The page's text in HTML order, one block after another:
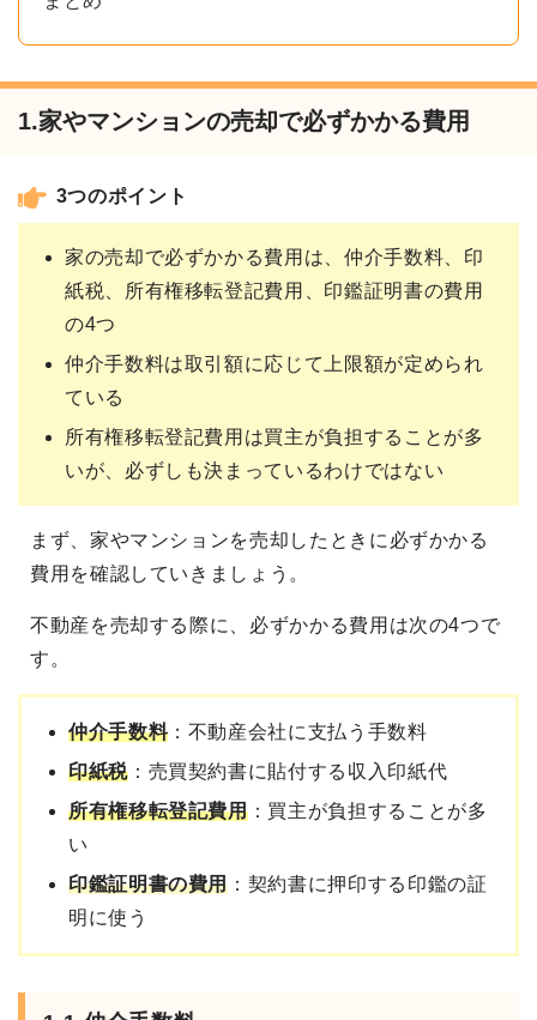
1.家やマンションの売却で必ずかかる費用
3つのポイント
家の売却で必ずかかる費用は、仲介手数料、印
紙税、所有権移転登記費用、印鑑証明書の費用
の4つ
仲介手数料は取引額に応じて上限額が定められ
ている
所有権移転登記費用は買主が負担することが多
いが、必ずしも決まっているわけではない
まず、家やマンションを売却したときに必ずかかる
費用を確認していきましょう。
不動産を売却する際に、必ずかかる費用は次の4つで
す。
仲介手数料：不動産会社に支払う手数料
印紙税：売買契約書に貼付する収入印紙代
所有権移転登記費用：買主が負担することが多
い
印鑑証明書の費用 ：契約書に押印する印鑑の証
明に使う